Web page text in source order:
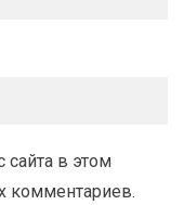
сайта в этом
комментариев.